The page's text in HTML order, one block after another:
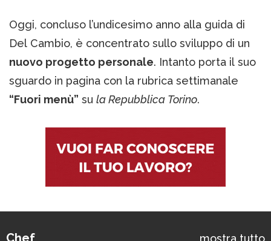
Oggi, concluso l’undicesimo anno alla guida di
Del Cambio, è concentrato sullo sviluppo di un
nuovo progetto personale. Intanto porta il suo
sguardo in pagina con la rubrica settimanale
“Fuori menù” su la Repubblica Torino.
Chef mostra tutto